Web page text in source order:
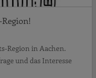
Region in Aachen.
und das Interesse